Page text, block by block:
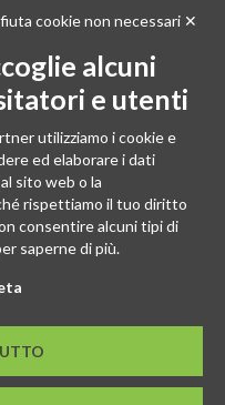
riservate ai professionisti e resta
cookie non necessari ✕
alcuni
e utenti
utilizziamo i cookie e
ed elaborare i dati
sito web o la
rispettiamo il tuo diritto
consentire alcuni tipi di
saperne di più.